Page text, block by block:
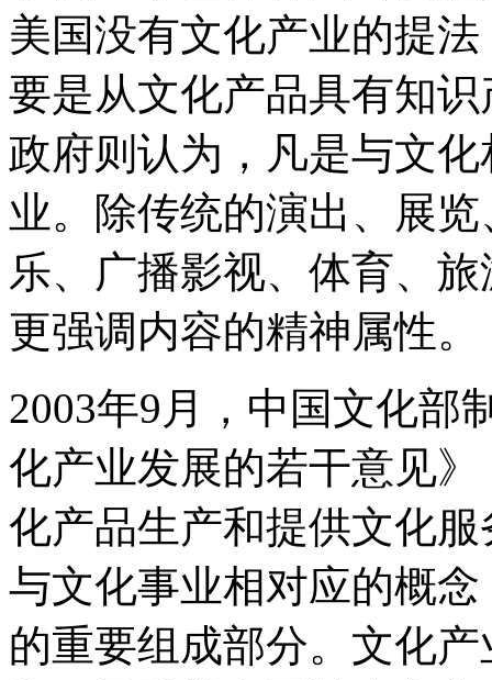
美国没有文化产业的提
要是从文化产品具有知
政府则认为，凡是与文
业。除传统的演出、展
乐、广播影视、体育、
更强调内容的精神属性。
2003年9月，中国文化部
化产业发展的若干意见
化产品生产和提供文化
与文化事业相对应的概
的重要组成部分。文化